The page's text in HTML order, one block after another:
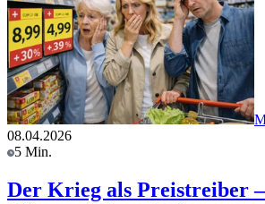
08.04.2026
5 Min.
Der Krieg als Preistreiber